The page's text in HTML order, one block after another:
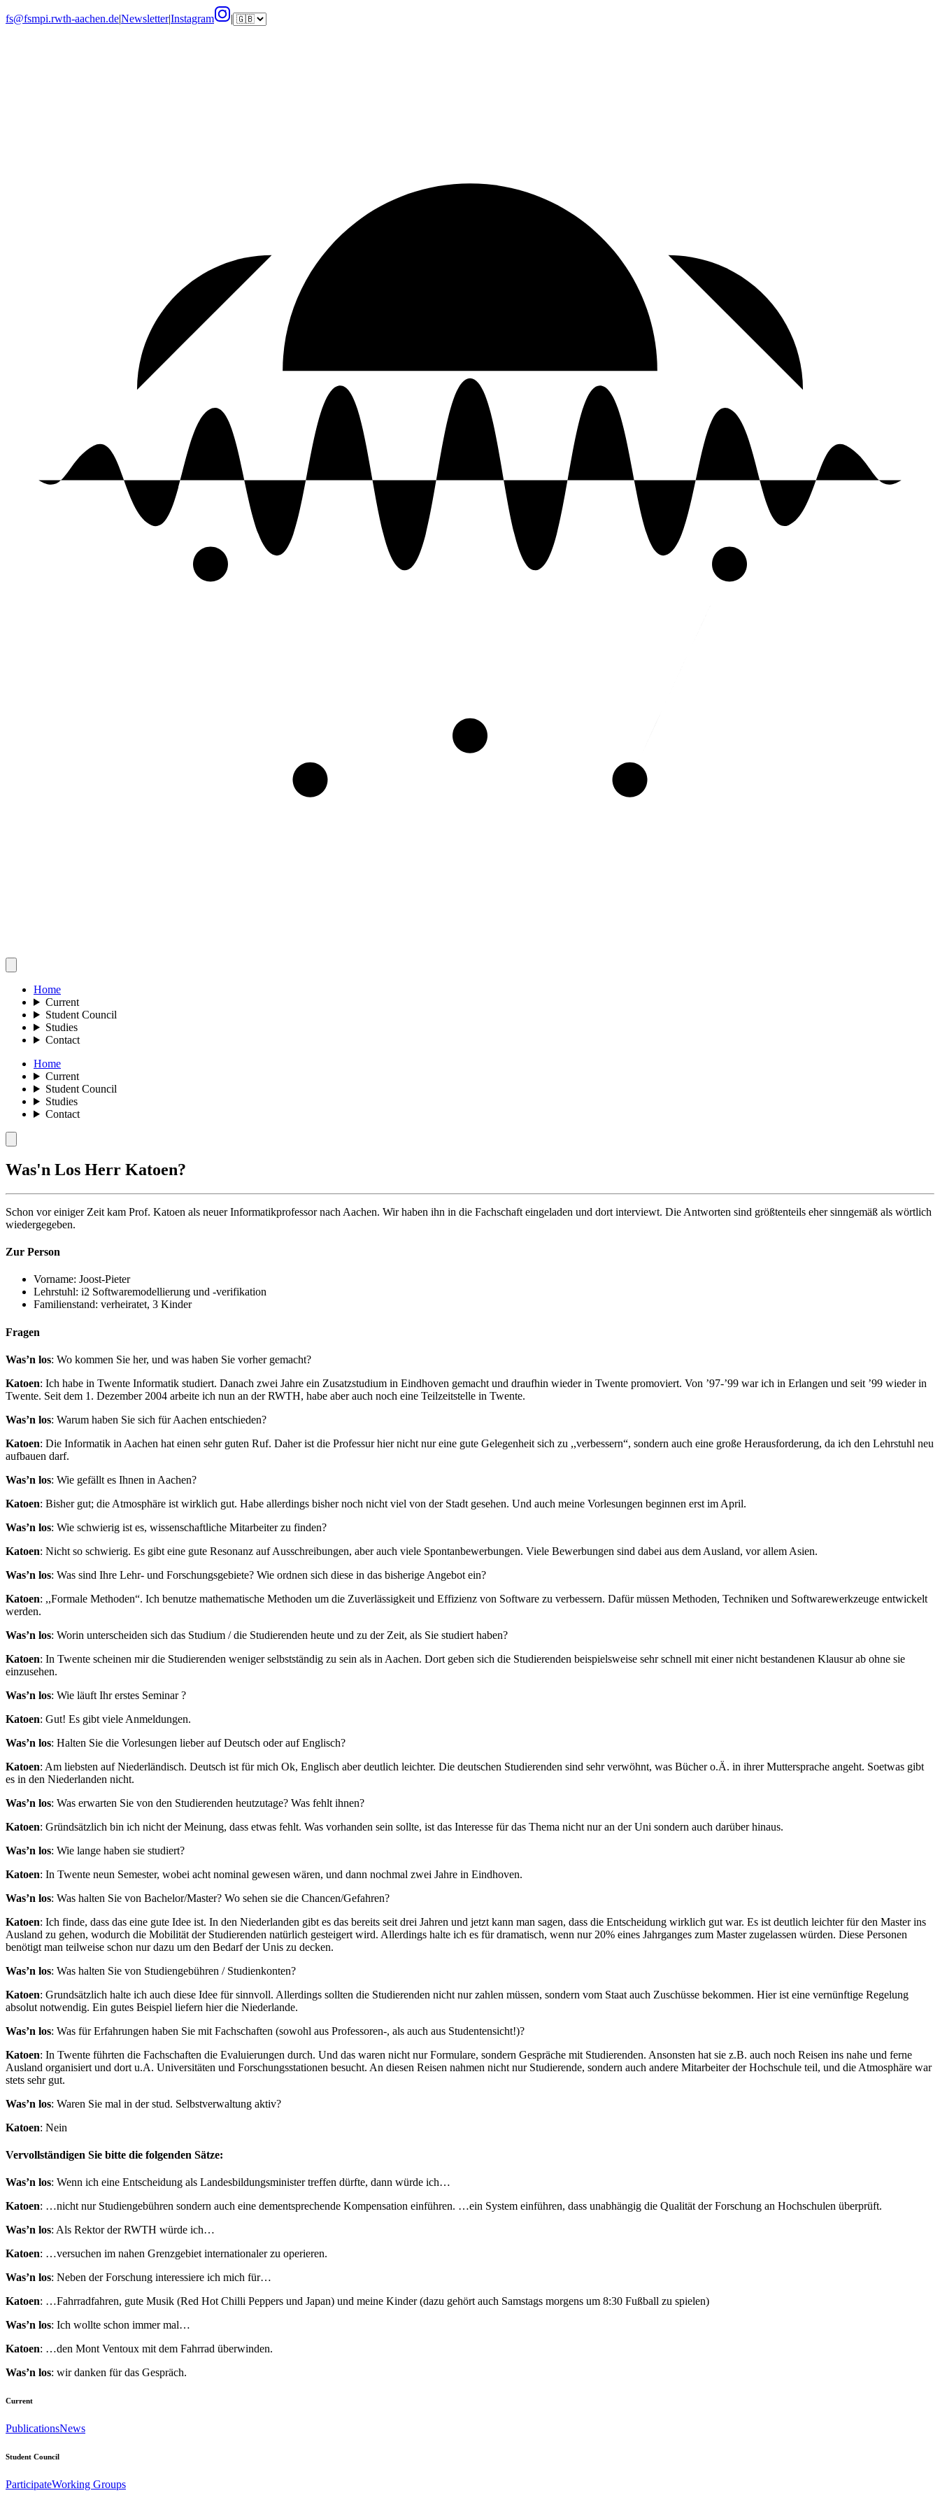
fs@fsmpi.rwth-aachen.de|Newsletter|Instagram |
Home
Current
Student Council
Studies
Contact
Home
Current
Student Council
Studies
Contact
Was'n Los Herr Katoen?
Schon vor einiger Zeit kam Prof. Katoen als neuer Informatikprofessor nach Aachen. Wir haben ihn in die Fachschaft eingeladen und dort interviewt. Die Antworten sind größtenteils eher sinngemäß als wörtlich
wiedergegeben.
Zur Person
Vorname: Joost-Pieter
Lehrstuhl: i2 Softwaremodellierung und -verifikation
Familienstand: verheiratet, 3 Kinder
Fragen
Was’n los: Wo kommen Sie her, und was haben Sie vorher gemacht?
Katoen: Ich habe in Twente Informatik studiert. Danach zwei Jahre ein Zusatzstudium in Eindhoven gemacht und draufhin wieder in Twente promoviert. Von ’97-’99 war ich in Erlangen und seit ’99 wieder in
Twente. Seit dem 1. Dezember 2004 arbeite ich nun an der RWTH, habe aber auch noch eine Teilzeitstelle in Twente.
Was’n los: Warum haben Sie sich für Aachen entschieden?
Katoen: Die Informatik in Aachen hat einen sehr guten Ruf. Daher ist die Professur hier nicht nur eine gute Gelegenheit sich zu ,,verbessern“, sondern auch eine große Herausforderung, da ich den Lehrstuhl neu
aufbauen darf.
Was’n los: Wie gefällt es Ihnen in Aachen?
Katoen: Bisher gut; die Atmosphäre ist wirklich gut. Habe allerdings bisher noch nicht viel von der Stadt gesehen. Und auch meine Vorlesungen beginnen erst im April.
Was’n los: Wie schwierig ist es, wissenschaftliche Mitarbeiter zu finden?
Katoen: Nicht so schwierig. Es gibt eine gute Resonanz auf Ausschreibungen, aber auch viele Spontanbewerbungen. Viele Bewerbungen sind dabei aus dem Ausland, vor allem Asien.
Was’n los: Was sind Ihre Lehr- und Forschungsgebiete? Wie ordnen sich diese in das bisherige Angebot ein?
Katoen: ,,Formale Methoden“. Ich benutze mathematische Methoden um die Zuverlässigkeit und Effizienz von Software zu verbessern. Dafür müssen Methoden, Techniken und Softwarewerkzeuge entwickelt
werden.
Was’n los: Worin unterscheiden sich das Studium / die Studierenden heute und zu der Zeit, als Sie studiert haben?
Katoen: In Twente scheinen mir die Studierenden weniger selbstständig zu sein als in Aachen. Dort geben sich die Studierenden beispielsweise sehr schnell mit einer nicht bestandenen Klausur ab ohne sie
einzusehen.
Was’n los: Wie läuft Ihr erstes Seminar ?
Katoen: Gut! Es gibt viele Anmeldungen.
Was’n los: Halten Sie die Vorlesungen lieber auf Deutsch oder auf Englisch?
Katoen: Am liebsten auf Niederländisch. Deutsch ist für mich Ok, Englisch aber deutlich leichter. Die deutschen Studierenden sind sehr verwöhnt, was Bücher o.Ä. in ihrer Muttersprache angeht. Soetwas gibt
es in den Niederlanden nicht.
Was’n los: Was erwarten Sie von den Studierenden heutzutage? Was fehlt ihnen?
Katoen: Gründsätzlich bin ich nicht der Meinung, dass etwas fehlt. Was vorhanden sein sollte, ist das Interesse für das Thema nicht nur an der Uni sondern auch darüber hinaus.
Was’n los: Wie lange haben sie studiert?
Katoen: In Twente neun Semester, wobei acht nominal gewesen wären, und dann nochmal zwei Jahre in Eindhoven.
Was’n los: Was halten Sie von Bachelor/Master? Wo sehen sie die Chancen/Gefahren?
Katoen: Ich finde, dass das eine gute Idee ist. In den Niederlanden gibt es das bereits seit drei Jahren und jetzt kann man sagen, dass die Entscheidung wirklich gut war. Es ist deutlich leichter für den Master ins
Ausland zu gehen, wodurch die Mobilität der Studierenden natürlich gesteigert wird. Allerdings halte ich es für dramatisch, wenn nur 20% eines Jahrganges zum Master zugelassen würden. Diese Personen
benötigt man teilweise schon nur dazu um den Bedarf der Unis zu decken.
Was’n los: Was halten Sie von Studiengebühren / Studienkonten?
Katoen: Grundsätzlich halte ich auch diese Idee für sinnvoll. Allerdings sollten die Studierenden nicht nur zahlen müssen, sondern vom Staat auch Zuschüsse bekommen. Hier ist eine vernünftige Regelung
absolut notwendig. Ein gutes Beispiel liefern hier die Niederlande.
Was’n los: Was für Erfahrungen haben Sie mit Fachschaften (sowohl aus Professoren-, als auch aus Studentensicht!)?
Katoen: In Twente führten die Fachschaften die Evaluierungen durch. Und das waren nicht nur Formulare, sondern Gespräche mit Studierenden. Ansonsten hat sie z.B. auch noch Reisen ins nahe und ferne
Ausland organisiert und dort u.A. Universitäten und Forschungsstationen besucht. An diesen Reisen nahmen nicht nur Studierende, sondern auch andere Mitarbeiter der Hochschule teil, und die Atmosphäre war
stets sehr gut.
Was’n los: Waren Sie mal in der stud. Selbstverwaltung aktiv?
Katoen: Nein
Vervollständigen Sie bitte die folgenden Sätze:
Was’n los: Wenn ich eine Entscheidung als Landesbildungsminister treffen dürfte, dann würde ich…
Katoen: …nicht nur Studiengebühren sondern auch eine dementsprechende Kompensation einführen. …ein System einführen, dass unabhängig die Qualität der Forschung an Hochschulen überprüft.
Was’n los: Als Rektor der RWTH würde ich…
Katoen: …versuchen im nahen Grenzgebiet internationaler zu operieren.
Was’n los: Neben der Forschung interessiere ich mich für…
Katoen: …Fahrradfahren, gute Musik (Red Hot Chilli Peppers und Japan) und meine Kinder (dazu gehört auch Samstags morgens um 8:30 Fußball zu spielen)
Was’n los: Ich wollte schon immer mal…
Katoen: …den Mont Ventoux mit dem Fahrrad überwinden.
Was’n los: wir danken für das Gespräch.
Current
PublicationsNews
Student Council
ParticipateWorking Groups